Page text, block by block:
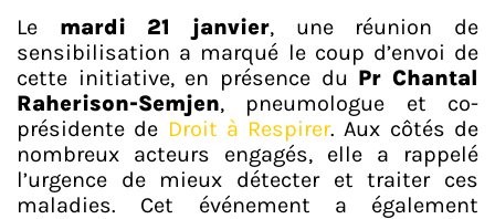
Le mardi 21 janvier, une réunion de
sensibilisation a marqué le coup d’envoi de
cette initiative, en présence du Pr Chantal
Raherison-Semjen, pneumologue et co-
présidente de Droit à Respirer. Aux côtés de
nombreux acteurs engagés, elle a rappelé
l’urgence de mieux détecter et traiter ces
maladies. Cet événement a également